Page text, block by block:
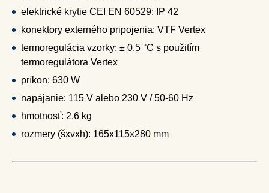
elektrické krytie CEI EN 60529: IP 42
konektory externého pripojenia: VTF Vertex
termoregulácia vzorky: ± 0,5 °C s použitím
termoregulátora Vertex
príkon: 630 W
napájanie: 115 V alebo 230 V / 50-60 Hz
hmotnosť: 2,6 kg
rozmery (šxvxh): 165x115x280 mm